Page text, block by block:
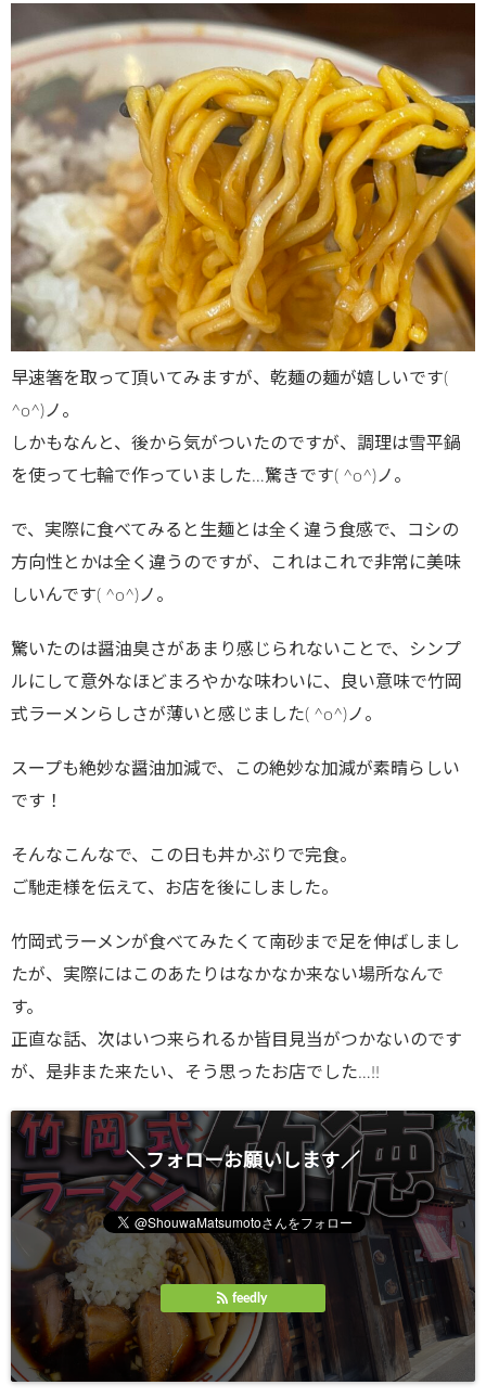
早速箸を取って頂いてみますが、乾麺の麺が嬉しいです(
^o^)ノ。
しかもなんと、後から気がついたのですが、調理は雪平鍋
を使って七輪で作っていました…驚きです( ^o^)ノ。
で、実際に食べてみると生麺とは全く違う食感で、コシの
方向性とかは全く違うのですが、これはこれで非常に美味
しいんです( ^o^)ノ。
驚いたのは醤油臭さがあまり感じられないことで、シンプ
ルにして意外なほどまろやかな味わいに、良い意味で竹岡
式ラーメンらしさが薄いと感じました( ^o^)ノ。
スープも絶妙な醤油加減で、この絶妙な加減が素晴らしい
です！
そんなこんなで、この日も丼かぶりで完食。
ご馳走様を伝えて、お店を後にしました。
竹岡式ラーメンが食べてみたくて南砂まで足を伸ばしまし
たが、実際にはこのあたりはなかなか来ない場所なんで
す。
正直な話、次はいつ来られるか皆目見当がつかないのです
が、是非また来たい、そう思ったお店でした…!!
＼フォローお願いします／
feedly